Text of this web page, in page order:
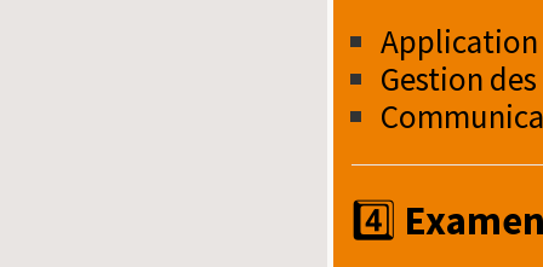
Application
Gestion
4️⃣